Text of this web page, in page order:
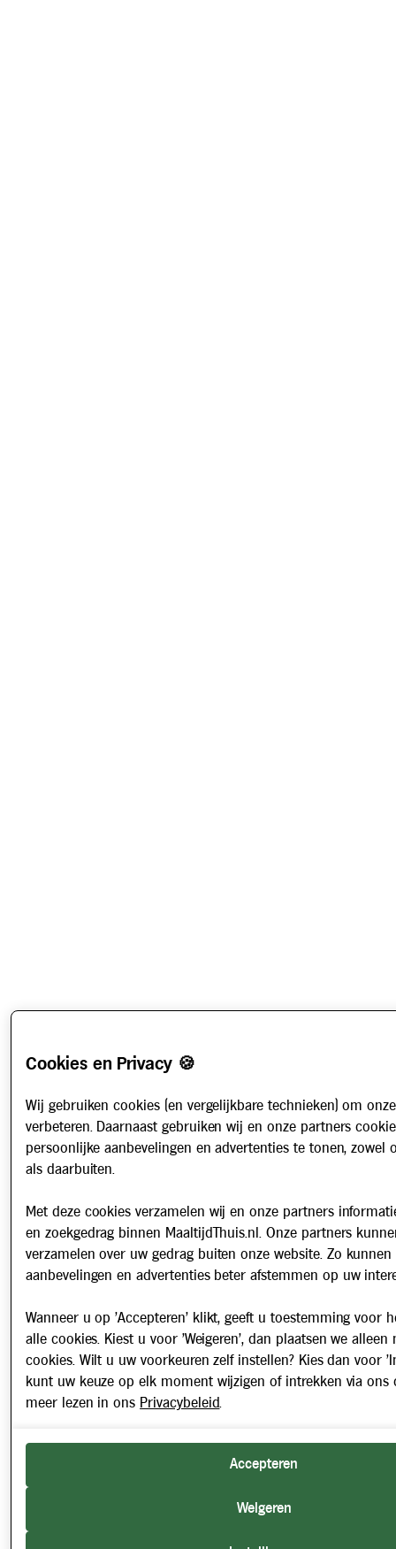
Cookies en Privacy 🍪
Wij gebruiken cookies (en vergelijkbare technieken) om
verbeteren. Daarnaast gebruiken wij en onze partners
persoonlijke aanbevelingen en advertenties te tonen, zowel
als daarbuiten.
Met deze cookies verzamelen wij en onze partners
en zoekgedrag binnen MaaltijdThuis.nl. Onze partners
verzamelen over uw gedrag buiten onze website. Zo kunnen
aanbevelingen en advertenties beter afstemmen op uw
Wanneer u op 'Accepteren' klikt, geeft u toestemming voor
alle cookies. Kiest u voor 'Weigeren', dan plaatsen we alleen
cookies. Wilt u uw voorkeuren zelf instellen? Kies dan voor
kunt uw keuze op elk moment wijzigen of intrekken via ons
meer lezen in ons Privacybeleid.
Accepteren
Weigeren